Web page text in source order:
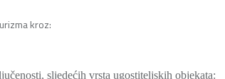
kroz:
sljedećih vrsta ugostiteljskih objekata: